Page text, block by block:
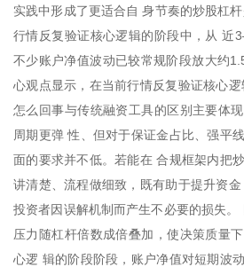
实践中形成了更适合自 身节奏的炒股杠
行情反复验证核心逻辑的阶段中，从 近
不少账户净值波动已较常规阶段放大约
心观点显示，在当前行情反复验证核心
怎么回事与传统融资工具的区别主要体
周期更弹 性、但对于保证金占比、强平
面的要求并不低。若能在 合规框架内把
讲清楚、流程做细致，既有助于提升资
投资者因误解机制而产生不必要的损失
压力随杠杆倍数成倍叠加，使决策质量
心逻 辑的阶段阶段，账户净值对短期波